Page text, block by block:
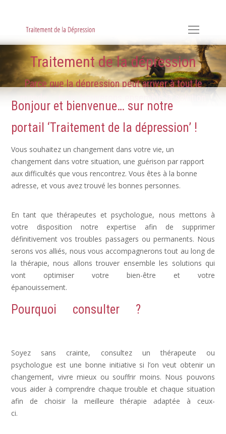
Traitement de la dépression
Parce que la dépression peut arriver à tout le
monde ... nous trouverons ensemble la solution
Bonjour et bienvenue… sur notre
portail ‘Traitement de la dépression’ !
Vous souhaitez un changement dans votre vie, un
changement dans votre situation, une guérison par rapport
aux difficultés que vous rencontrez. Vous êtes à la bonne
adresse, et vous avez trouvé les bonnes personnes.
En tant que thérapeutes et psychologue, nous mettons à
votre disposition notre expertise afin de supprimer
définitivement vos troubles passagers ou permanents. Nous
serons vos alliés, nous vous accompagnerons tout au long de
la thérapie, nous allons trouver ensemble les solutions qui
vont optimiser votre bien-être et votre
épanouissement.
Pourquoi consulter ?
Soyez sans crainte, consultez un thérapeute ou
psychologue est une bonne initiative si l’on veut obtenir un
changement, vivre mieux ou souffrir moins. Nous pouvons
vous aider à comprendre chaque trouble et chaque situation
afin de choisir la meilleure thérapie adaptée à ceux-
ci.